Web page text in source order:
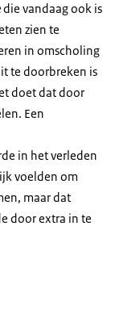
die vandaag ook is
zien te
in omscholing
te doorbreken is
doet dat door
Een
in het verleden
voelden om
maar dat
door extra in te